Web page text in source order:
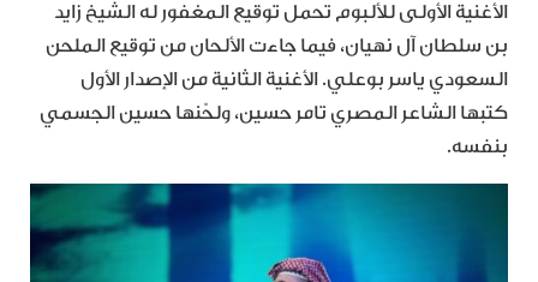
الأغنية الأولى للألبوم تحمل توقيع المغفور له الشيخ زايد
بن سلطان آل نهيان، فيما جاءت الألحان من توقيع الملحن
السعودي ياسر بوعلي. الأغنية الثانية من الإصدار الأول
كتبها الشاعر المصري تامر حسين، ولحّنها حسين الجسمي
بنفسه.